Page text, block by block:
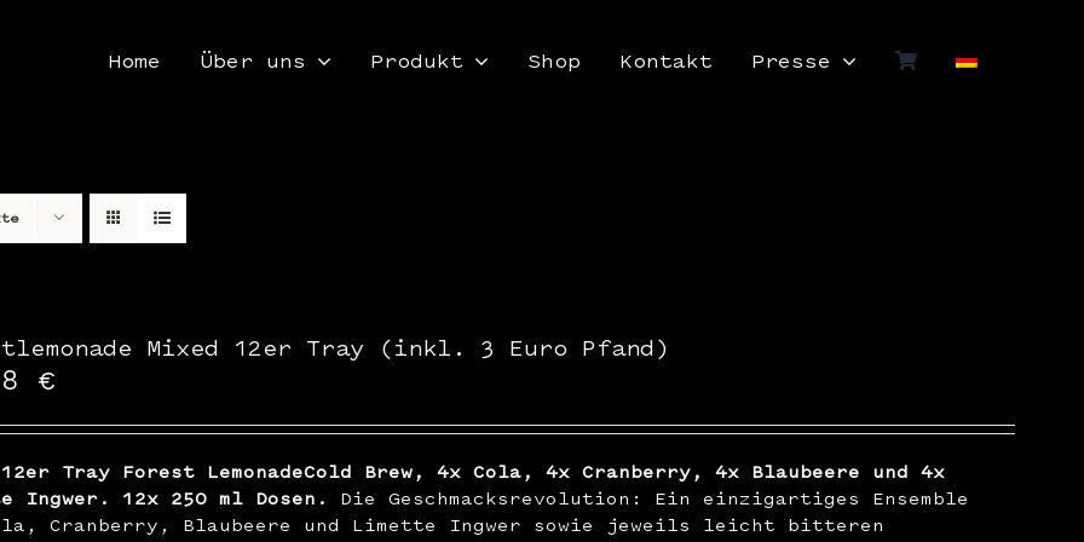
Home Über uns Produkt Shop Kontakt Presse
Mixed 12er Tray (inkl. 3 Euro Pfand)
€
Tray Forest LemonadeCold Brew, 4x Cola, 4x Cranberry, 4x Blaubeere und 4x
Ingwer. 12x 250 ml Dosen.
Die Geschmacksrevolution: Ein einzigartiges Ensemble
Cranberry, Blaubeere und Limette Ingwer sowie jeweils leicht bitteren